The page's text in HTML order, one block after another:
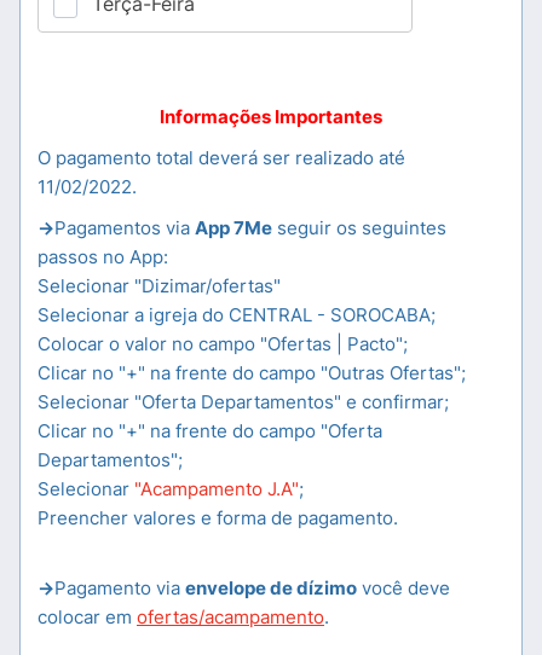
Informações Importantes
O pagamento total deverá ser realizado até
11/02/2022.
->Pagamentos via App 7Me seguir os seguintes
passos no App:
Selecionar "Dizimar/ofertas"
Selecionar a igreja do CENTRAL - SOROCABA;
Colocar o valor no campo "Ofertas | Pacto";
Clicar no "+" na frente do campo "Outras Ofertas";
Selecionar "Oferta Departamentos" e confirmar;
Clicar no "+" na frente do campo "Oferta
Departamentos";
Selecionar "Acampamento J.A";
Preencher valores e forma de pagamento.
->Pagamento via envelope de dízimo você deve
colocar em ofertas/acampamento.